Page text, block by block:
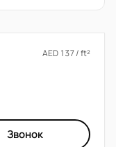
AED 137 / ft²
Звонок